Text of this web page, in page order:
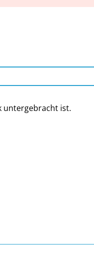
untergebracht ist.